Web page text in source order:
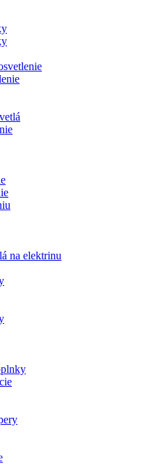
na elektrinu